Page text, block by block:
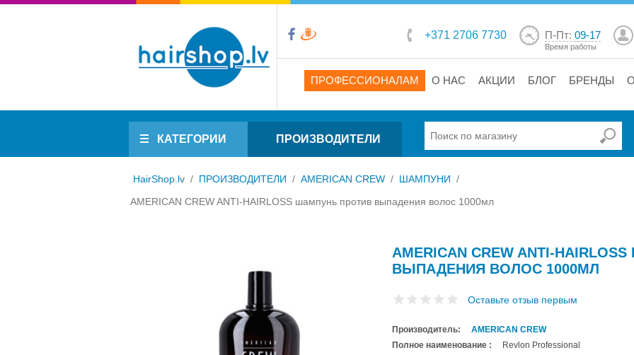
+371 2706 7730 П-Пт: 09-17
Время работы
ПРОФЕССИОНАЛАМ О НАС АКЦИИ БЛОГ БРЕНДЫ
КАТЕГОРИИ ПРОИЗВОДИТЕЛИ
HairShop.lv / ПРОИЗВОДИТЕЛИ / AMERICAN CREW / ШАМПУНИ /
AMERICAN CREW ANTI-HAIRLOSS шампунь против выпадения волос 1000мл
AMERICAN CREW ANTI-
ВЫПАДЕНИЯ ВОЛОС 1000МЛ
Оставьте отзыв первым
Производитель:
AMERICAN CREW
Полное наименование :
Revlon Professional